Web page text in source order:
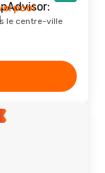
le centre-ville